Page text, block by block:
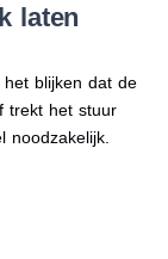
laten
blijken dat de
trekt het stuur
noodzakelijk.